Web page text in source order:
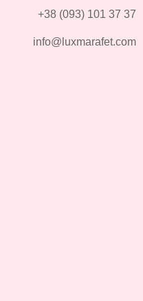
+38 (093) 101 37 37
info@luxmarafet.com